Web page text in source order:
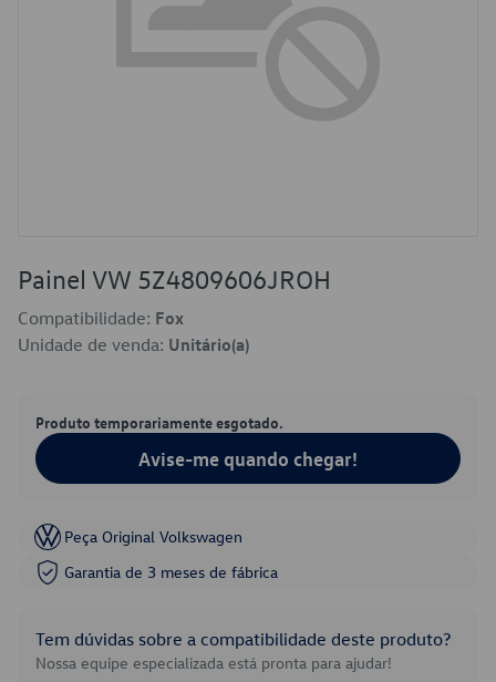
Painel VW 5Z4809606JROH
Compatibilidade: Fox
Unidade de venda: Unitário(a)
Produto temporariamente esgotado.
Avise-me quando chegar!
Peça Original Volkswagen
Garantia de 3 meses de fábrica
Tem dúvidas sobre a compatibilidade deste produto?
Nossa equipe especializada está pronta para ajudar!